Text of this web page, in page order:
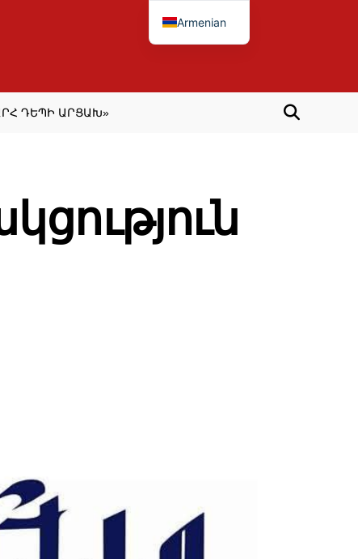
ԴԵՊԻ ԱՐՑԱԽ»
Armenian